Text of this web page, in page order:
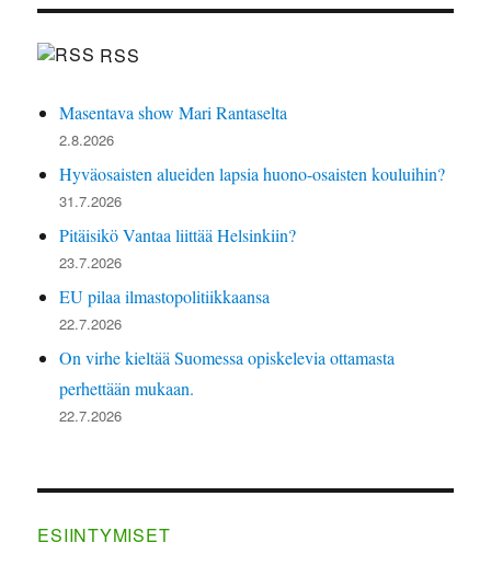
RSS
Masentava show Mari Rantaselta
2.8.2026
Hyväosaisten alueiden lapsia huono-osaisten kouluihin?
31.7.2026
Pitäisikö Vantaa liittää Helsinkiin?
23.7.2026
EU pilaa ilmastopolitiikkaansa
22.7.2026
On virhe kieltää Suomessa opiskelevia ottamasta
perhettään mukaan.
22.7.2026
ESIINTYMISET